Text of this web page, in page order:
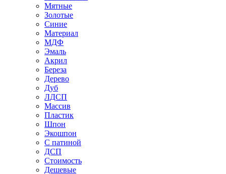
Мятные
Золотые
Синие
Материал
МДФ
Эмаль
Акрил
Береза
Дерево
Дуб
ЛДСП
Массив
Пластик
Шпон
Экошпон
С патиной
ДСП
Стоимость
Дешевые